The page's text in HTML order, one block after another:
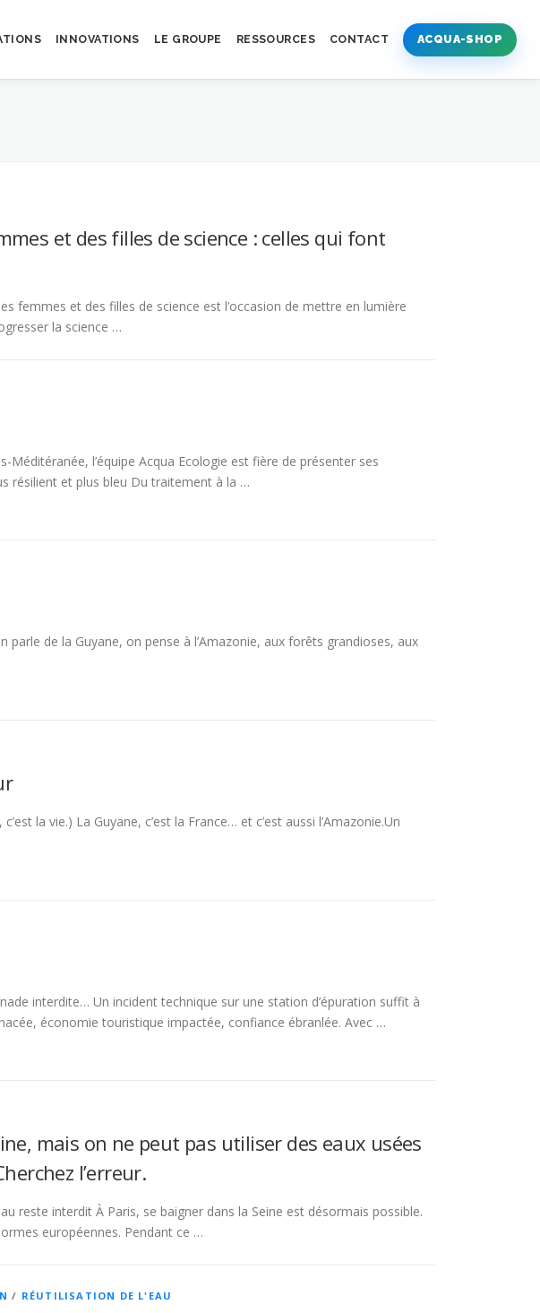
INNOVATIONS LE GROUPE RESSOURCES CONTACT ACQUA-SHOP
et des filles de science : celles qui font
femmes et des filles de science est l’occasion de mettre en lumière
la science …
Méditéranée, l’équipe Acqua Ecologie est fière de présenter ses
résilient et plus bleu Du traitement à la …
parle de la Guyane, on pense à l’Amazonie, aux forêts grandioses, aux
c’est la vie.) La Guyane, c’est la France… et c’est aussi l’Amazonie.Un
interdite… Un incident technique sur une station d’épuration suffit à
économie touristique impactée, confiance ébranlée. Avec …
mais on ne peut pas utiliser des eaux usées
l’erreur.
reste interdit À Paris, se baigner dans la Seine est désormais possible.
européennes. Pendant ce …
/ RÉUTILISATION DE L'EAU